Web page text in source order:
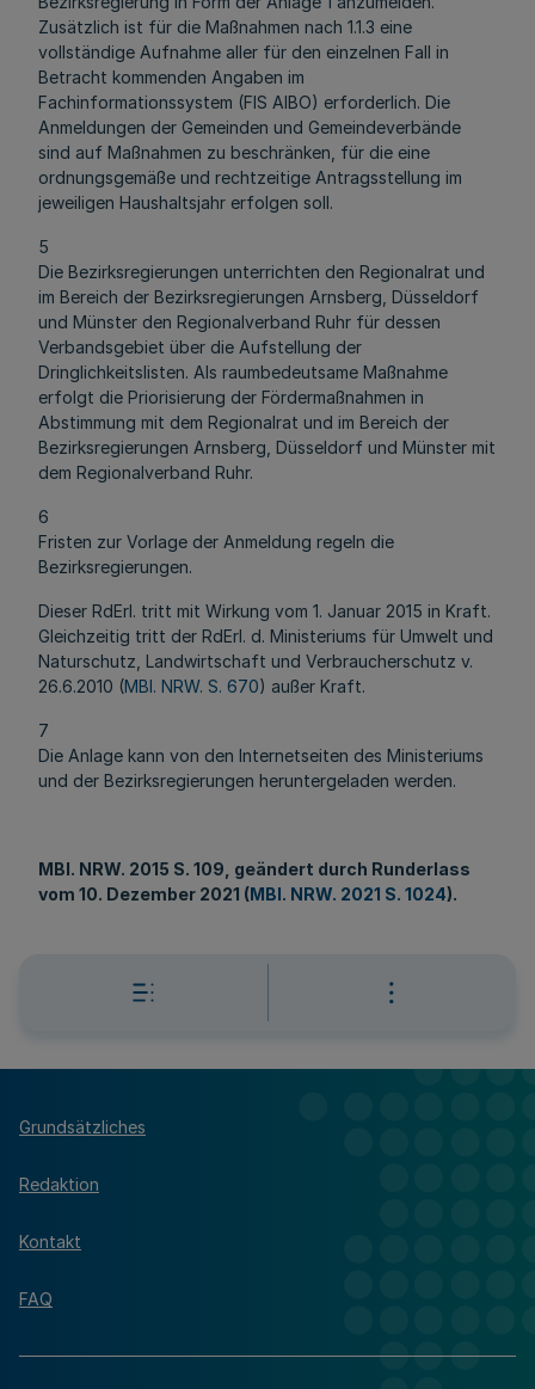
Zusätzlich ist für die Maßnahmen nach 1.1.3 eine
vollständige Aufnahme aller für den einzelnen Fall in
Betracht kommenden Angaben im
Fachinformationssystem (FIS AlBO) erforderlich. Die
Anmeldungen der Gemeinden und Gemeindeverbände
sind auf Maßnahmen zu beschränken, für die eine
ordnungsgemäße und rechtzeitige Antragsstellung im
jeweiligen Haushaltsjahr erfolgen soll.
5
Die Bezirksregierungen unterrichten den Regionalrat und
im Bereich der Bezirksregierungen Arnsberg, Düsseldorf
und Münster den Regionalverband Ruhr für dessen
Verbandsgebiet über die Aufstellung der
Dringlichkeitslisten. Als raumbedeutsame Maßnahme
erfolgt die Priorisierung der Fördermaßnahmen in
Abstimmung mit dem Regionalrat und im Bereich der
Bezirksregierungen Arnsberg, Düsseldorf und Münster mit
dem Regionalverband Ruhr.
6
Fristen zur Vorlage der Anmeldung regeln die
Bezirksregierungen.
Dieser RdErl. tritt mit Wirkung vom 1. Januar 2015 in Kraft.
Gleichzeitig tritt der RdErl. d. Ministeriums für Umwelt und
Naturschutz, Landwirtschaft und Verbraucherschutz v.
26.6.2010 (MBl. NRW. S. 670) außer Kraft.
7
Die Anlage kann von den Internetseiten des Ministeriums
und der Bezirksregierungen heruntergeladen werden.
MBl. NRW. 2015 S. 109, geändert durch Runderlass
vom 10. Dezember 2021 (MBl. NRW. 2021 S. 1024).
Grundsätzliches
Redaktion
Kontakt
FAQ